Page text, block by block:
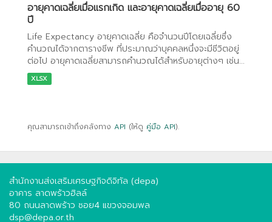
อายุคาดเฉลี่ยเมื่อแรกเกิด และอายุคาดเฉลี่ยเมื่ออายุ 60
ปี
Life Expectancy อายุคาดเฉลี่ย คือจำนวนปีโดยเฉลี่ยซึ่ง
คำนวณได้จากตารางชีพ ที่ประมาณว่าบุคคลหนึ่งจะมีชีวิตอยู่
ต่อไป อายุคาดเฉลี่ยสามารถคำนวณได้สำหรับอายุต่างๆ เช่น...
XLSX
คุณสามารถเข้าถึงคลังทาง API (ให้ดู คู่มือ API).
สำนักงานส่งเสริมเศรษฐกิจดิจิทัล (depa)
อาคาร ลาดพร้าวฮิลล์
80 ถนนลาดพร้าว ซอย4 แขวงจอมพล
dsp@depa.or.th